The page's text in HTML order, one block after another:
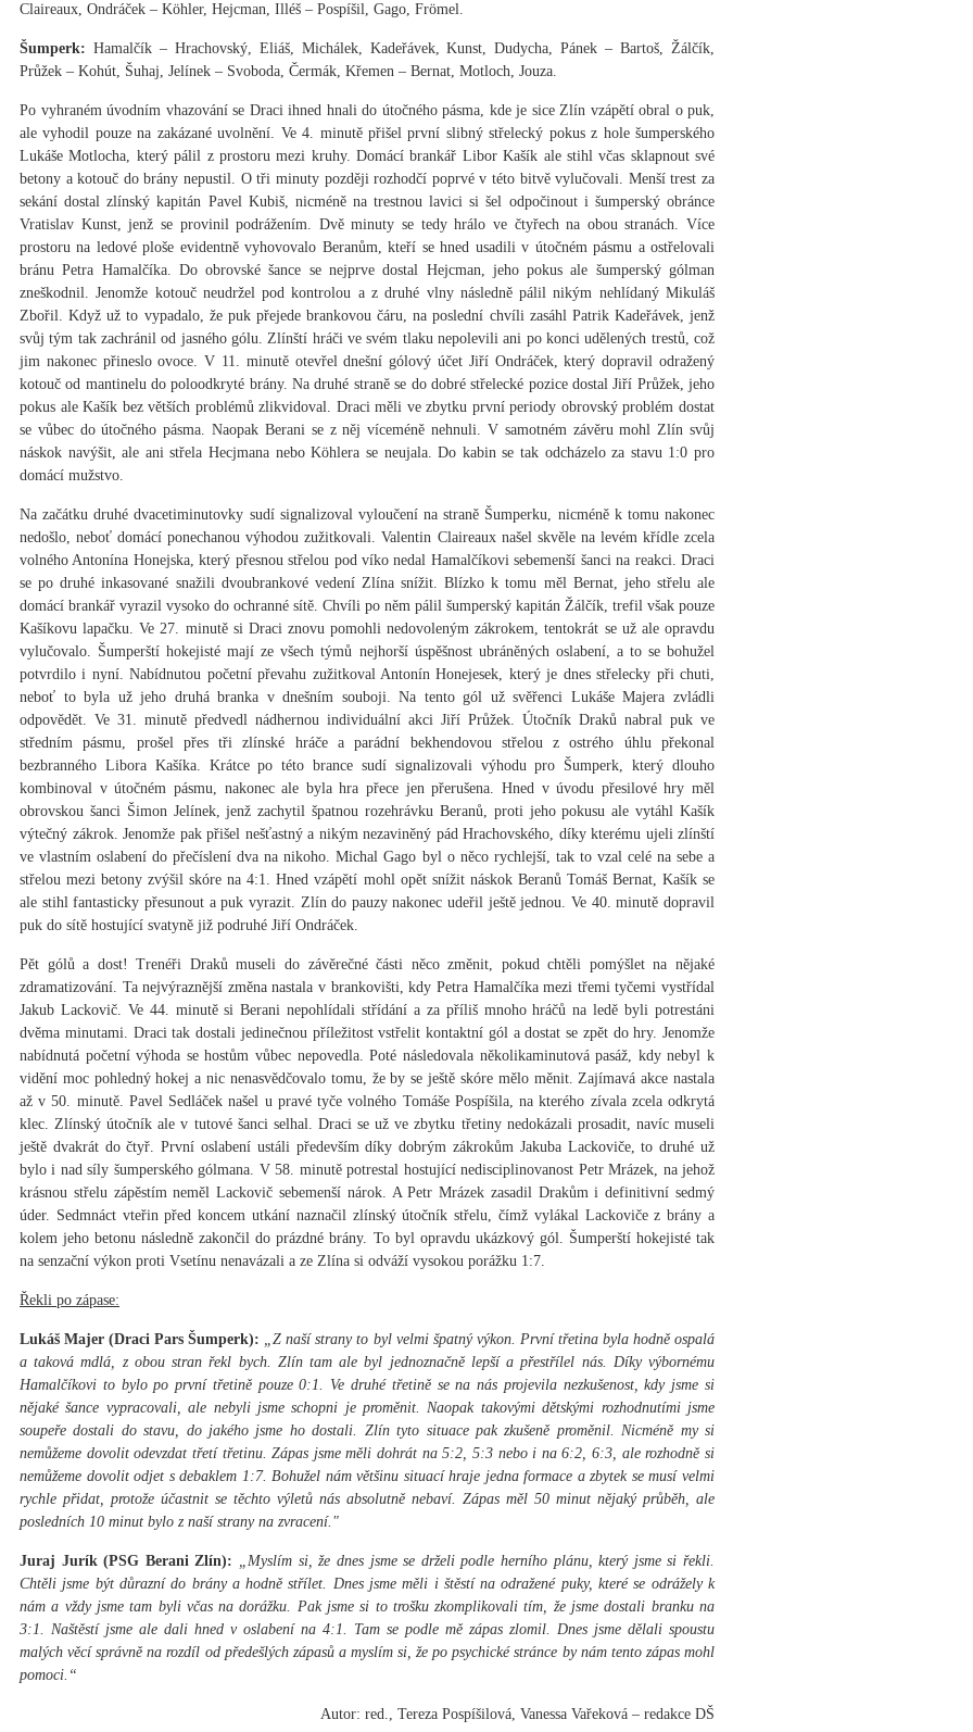
Claireaux, Ondráček – Köhler, Hejcman, Illéš – Pospíšil, Gago, Frömel.
Šumperk: Hamalčík – Hrachovský, Eliáš, Michálek, Kadeřávek, Kunst, Dudycha, Pánek – Bartoš, Žálčík,
Průžek – Kohút, Šuhaj, Jelínek – Svoboda, Čermák, Křemen – Bernat, Motloch, Jouza.
Po vyhraném úvodním vhazování se Draci ihned hnali do útočného pásma, kde je sice Zlín vzápětí obral o puk,
ale vyhodil pouze na zakázané uvolnění. Ve 4. minutě přišel první slibný střelecký pokus z hole šumperského
Lukáše Motlocha, který pálil z prostoru mezi kruhy. Domácí brankář Libor Kašík ale stihl včas sklapnout své
betony a kotouč do brány nepustil. O tři minuty později rozhodčí poprvé v této bitvě vylučovali. Menší trest za
sekání dostal zlínský kapitán Pavel Kubiš, nicméně na trestnou lavici si šel odpočinout i šumperský obránce
Vratislav Kunst, jenž se provinil podrážením. Dvě minuty se tedy hrálo ve čtyřech na obou stranách. Více
prostoru na ledové ploše evidentně vyhovovalo Beranům, kteří se hned usadili v útočném pásmu a ostřelovali
bránu Petra Hamalčíka. Do obrovské šance se nejprve dostal Hejcman, jeho pokus ale šumperský gólman
zneškodnil. Jenomže kotouč neudržel pod kontrolou a z druhé vlny následně pálil nikým nehlídaný Mikuláš
Zbořil. Když už to vypadalo, že puk přejede brankovou čáru, na poslední chvíli zasáhl Patrik Kadeřávek, jenž
svůj tým tak zachránil od jasného gólu. Zlínští hráči ve svém tlaku nepolevili ani po konci udělených trestů, což
jim nakonec přineslo ovoce. V 11. minutě otevřel dnešní gólový účet Jiří Ondráček, který dopravil odražený
kotouč od mantinelu do poloodkryté brány. Na druhé straně se do dobré střelecké pozice dostal Jiří Průžek, jeho
pokus ale Kašík bez větších problémů zlikvidoval. Draci měli ve zbytku první periody obrovský problém dostat
se vůbec do útočného pásma. Naopak Berani se z něj víceméně nehnuli. V samotném závěru mohl Zlín svůj
náskok navýšit, ale ani střela Hecjmana nebo Köhlera se neujala. Do kabin se tak odcházelo za stavu 1:0 pro
domácí mužstvo.
Na začátku druhé dvacetiminutovky sudí signalizoval vyloučení na straně Šumperku, nicméně k tomu nakonec
nedošlo, neboť domácí ponechanou výhodou zužitkovali. Valentin Claireaux našel skvěle na levém křídle zcela
volného Antonína Honejska, který přesnou střelou pod víko nedal Hamalčíkovi sebemenší šanci na reakci. Draci
se po druhé inkasované snažili dvoubrankové vedení Zlína snížit. Blízko k tomu měl Bernat, jeho střelu ale
domácí brankář vyrazil vysoko do ochranné sítě. Chvíli po něm pálil šumperský kapitán Žálčík, trefil však pouze
Kašíkovu lapačku. Ve 27. minutě si Draci znovu pomohli nedovoleným zákrokem, tentokrát se už ale opravdu
vylučovalo. Šumperští hokejisté mají ze všech týmů nejhorší úspěšnost ubráněných oslabení, a to se bohužel
potvrdilo i nyní. Nabídnutou početní převahu zužitkoval Antonín Honejesek, který je dnes střelecky při chuti,
neboť to byla už jeho druhá branka v dnešním souboji. Na tento gól už svěřenci Lukáše Majera zvládli
odpovědět. Ve 31. minutě předvedl nádhernou individuální akci Jiří Průžek. Útočník Draků nabral puk ve
středním pásmu, prošel přes tři zlínské hráče a parádní bekhendovou střelou z ostrého úhlu překonal
bezbranného Libora Kašíka. Krátce po této brance sudí signalizovali výhodu pro Šumperk, který dlouho
kombinoval v útočném pásmu, nakonec ale byla hra přece jen přerušena. Hned v úvodu přesilové hry měl
obrovskou šanci Šimon Jelínek, jenž zachytil špatnou rozehrávku Beranů, proti jeho pokusu ale vytáhl Kašík
výtečný zákrok. Jenomže pak přišel nešťastný a nikým nezaviněný pád Hrachovského, díky kterému ujeli zlínští
ve vlastním oslabení do přečíslení dva na nikoho. Michal Gago byl o něco rychlejší, tak to vzal celé na sebe a
střelou mezi betony zvýšil skóre na 4:1. Hned vzápětí mohl opět snížit náskok Beranů Tomáš Bernat, Kašík se
ale stihl fantasticky přesunout a puk vyrazit. Zlín do pauzy nakonec udeřil ještě jednou. Ve 40. minutě dopravil
puk do sítě hostující svatyně již podruhé Jiří Ondráček.
Pět gólů a dost! Trenéři Draků museli do závěrečné části něco změnit, pokud chtěli pomýšlet na nějaké
zdramatizování. Ta nejvýraznější změna nastala v brankovišti, kdy Petra Hamalčíka mezi třemi tyčemi vystřídal
Jakub Lackovič. Ve 44. minutě si Berani nepohlídali střídání a za příliš mnoho hráčů na ledě byli potrestáni
dvěma minutami. Draci tak dostali jedinečnou příležitost vstřelit kontaktní gól a dostat se zpět do hry. Jenomže
nabídnutá početní výhoda se hostům vůbec nepovedla. Poté následovala několikaminutová pasáž, kdy nebyl k
vidění moc pohledný hokej a nic nenasvědčovalo tomu, že by se ještě skóre mělo měnit. Zajímavá akce nastala
až v 50. minutě. Pavel Sedláček našel u pravé tyče volného Tomáše Pospíšila, na kterého zívala zcela odkrytá
klec. Zlínský útočník ale v tutové šanci selhal. Draci se už ve zbytku třetiny nedokázali prosadit, navíc museli
ještě dvakrát do čtyř. První oslabení ustáli především díky dobrým zákrokům Jakuba Lackoviče, to druhé už
bylo i nad síly šumperského gólmana. V 58. minutě potrestal hostující nedisciplinovanost Petr Mrázek, na jehož
krásnou střelu zápěstím neměl Lackovič sebemenší nárok. A Petr Mrázek zasadil Drakům i definitivní sedmý
úder. Sedmnáct vteřin před koncem utkání naznačil zlínský útočník střelu, čímž vylákal Lackoviče z brány a
kolem jeho betonu následně zakončil do prázdné brány. To byl opravdu ukázkový gól. Šumperští hokejisté tak
na senzační výkon proti Vsetínu nenavázali a ze Zlína si odváží vysokou porážku 1:7.
Řekli po zápase:
Lukáš Majer (Draci Pars Šumperk): „Z naší strany to byl velmi špatný výkon. První třetina byla hodně ospalá
a taková mdlá, z obou stran řekl bych. Zlín tam ale byl jednoznačně lepší a přestřílel nás. Díky výbornému
Hamalčíkovi to bylo po první třetině pouze 0:1. Ve druhé třetině se na nás projevila nezkušenost, kdy jsme si
nějaké šance vypracovali, ale nebyli jsme schopni je proměnit. Naopak takovými dětskými rozhodnutími jsme
soupeře dostali do stavu, do jakého jsme ho dostali. Zlín tyto situace pak zkušeně proměnil. Nicméně my si
nemůžeme dovolit odevzdat třetí třetinu. Zápas jsme měli dohrát na 5:2, 5:3 nebo i na 6:2, 6:3, ale rozhodně si
nemůžeme dovolit odjet s debaklem 1:7. Bohužel nám většinu situací hraje jedna formace a zbytek se musí velmi
rychle přidat, protože účastnit se těchto výletů nás absolutně nebaví. Zápas měl 50 minut nějaký průběh, ale
posledních 10 minut bylo z naší strany na zvracení."
Juraj Jurík (PSG Berani Zlín): „Myslím si, že dnes jsme se drželi podle herního plánu, který jsme si řekli.
Chtěli jsme být důrazní do brány a hodně střílet. Dnes jsme měli i štěstí na odražené puky, které se odrážely k
nám a vždy jsme tam byli včas na dorážku. Pak jsme si to trošku zkomplikovali tím, že jsme dostali branku na
3:1. Naštěstí jsme ale dali hned v oslabení na 4:1. Tam se podle mě zápas zlomil. Dnes jsme dělali spoustu
malých věcí správně na rozdíl od předešlých zápasů a myslím si, že po psychické stránce by nám tento zápas mohl
pomoci.“
Autor: red., Tereza Pospíšilová, Vanessa Vařeková – redakce DŠ